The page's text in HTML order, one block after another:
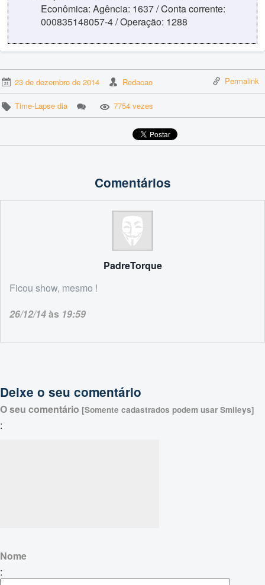
Econômica: Agência: 1637 / Conta corrente:
000835148057-4 / Operação: 1288
23 de dezembro de 2014 Redacao Permalink
Time-Lapse dia 7754 vezes
Comentários
PadreTorque
Ficou show, mesmo !
26/12/14às 19:59
Deixe o seu comentário
O seu comentário [Somente cadastrados podem usar Smileys]
:
Nome
: